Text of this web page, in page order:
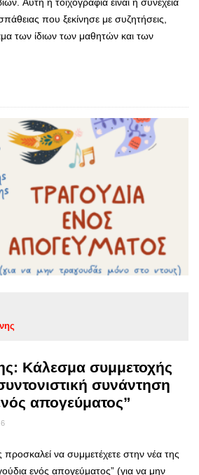
που ξεκίνησε με συζητήσεις,
των ίδιων των μαθητών και των
Κάλεσμα συμμετοχής
συνάντηση
απογεύματος”
να συμμετέχετε στην νέα της
ενός απογεύματος” (για να μην